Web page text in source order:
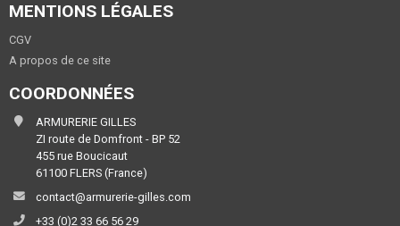
MENTIONS LÉGALES
CGV
A propos de ce site
COORDONNÉES
ARMURERIE GILLES
ZI route de Domfront - BP 52
455 rue Boucicaut
61100 FLERS (France)
contact@armurerie-gilles.com
+33 (0)2 33 66 56 29